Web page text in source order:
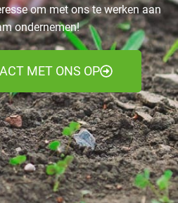
om met ons te werken aan
ondernemen!
MET ONS OP